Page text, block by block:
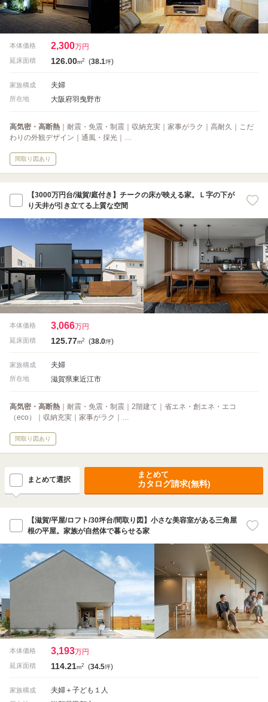
本体価格 2,300万円
延床面積 126.00m2 (38.1坪)
家族構成 夫婦
所在地 大阪府羽曳野市
高気密・高断熱 ｜耐震・免震・制震｜収納充実｜家事がラク｜高耐久｜こだ
わりの外観デザイン｜通風・採光｜…
間取り図あり
【3000万円台/滋賀/庭付き】チークの床が映える家。Ｌ字の下が
り天井が引き立てる上質な空間
本体価格 3,066万円
延床面積 125.77m2 (38.0坪)
家族構成 夫婦
所在地 滋賀県東近江市
高気密・高断熱 ｜耐震・免震・制震｜2階建て｜省エネ・創エネ・エコ
（eco）｜収納充実｜家事がラク｜…
間取り図あり
まとめて選択
まとめて
カタログ請求(無料)
【滋賀/平屋/ロフト/30坪台/間取り図】小さな美容室がある三角屋
根の平屋。家族が自然体で暮らせる家
本体価格 3,193万円
延床面積 114.21m2 (34.5坪)
家族構成 夫婦＋子ども１人